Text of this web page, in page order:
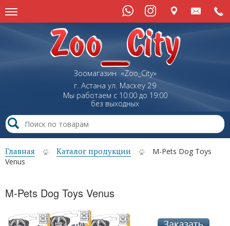
Зоомагазин «Zoo_City»
г. Астана ул. Маскеу29
Мы работаем с 10:00 до 19:00
без выходных
Главная Каталог продукции
M-Pets Dog Toys
Venus
M-Pets Dog Toys Venus